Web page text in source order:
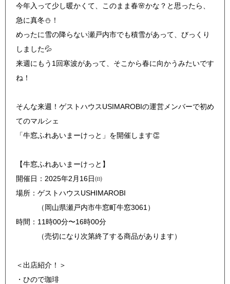
今年入って少し暖かくて、このまま春🌸かな？と思ったら、
急に真冬⛄！
めったに雪の降らない瀬戸内市でも積雪があって、びっくり
しました💦
来週にもう1回寒波があって、そこから春に向かうみたいです
ね！
そんな来週！ゲストハウスUSIMAROBIの運営メンバーで初め
てのマルシェ
「牛窓ふれあいまーけっと」を開催します👏
【牛窓ふれあいまーけっと】
開催日：2025年2月16日㈰
場所：ゲストハウスUSHIMAROBI
（岡山県瀬戸内市牛窓町牛窓3061）
時間：11時00分〜16時00分
（売切になり次第終了する商品があります）
＜出店紹介！＞
・ひので珈琲